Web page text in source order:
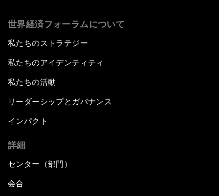
世界経済フォーラムについて
私たちのストラテジー
私たちのアイデンティティ
私たちの活動
リーダーシップとガバナンス
インパクト
詳細
センター（部門）
会合